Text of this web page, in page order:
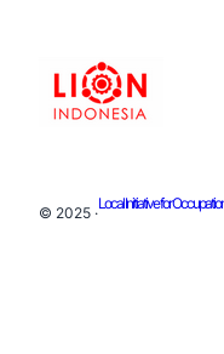
© 2025 ·
Local Initiative for